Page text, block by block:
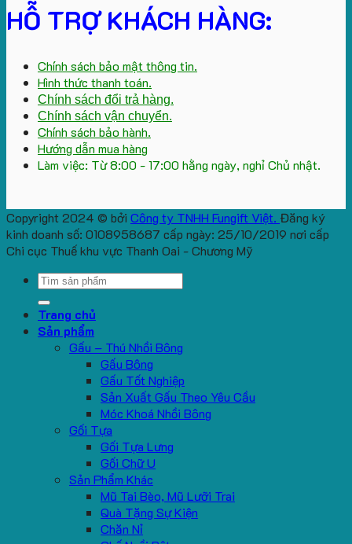
HỖ TRỢ KHÁCH HÀNG:
Chính sách bảo mật thông tin.
Hình thức thanh toán.
Chính sách đổi trả hàng.
Chính sách vận chuyển.
Chính sách bảo hành.
Hướng dẫn mua hàng
Làm việc: Từ 8:00 - 17:00 hằng ngày, nghỉ Chủ nhật.
Copyright 2024 © bởi Công ty TNHH Fungift Việt. Đăng ký
kinh doanh số: 0108958687 cấp ngày: 25/10/2019 nơi cấp
Chi cục Thuế khu vực Thanh Oai - Chương Mỹ
Search
Trang chủ
Sản phẩm
Gấu – Thú Nhồi Bông
Gấu Bông
Gấu Tốt Nghiệp
Sản Xuất Gấu Theo Yêu Cầu
Móc Khoá Nhồi Bông
Gối Tựa
Gối Tựa Lưng
Gối Chữ U
Sản Phẩm Khác
Mũ Tai Bèo, Mũ Lưỡi Trai
Quà Tặng Sự Kiện
Chăn Nỉ